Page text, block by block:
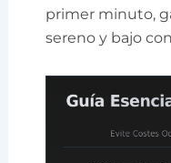
primer minuto,
sereno y bajo